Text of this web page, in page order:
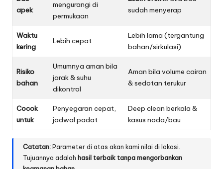
apek
mengurangi di
permukaan
sudah menyerap
Waktu
kering
Lebih cepat
Lebih lama (tergantung
bahan/sirkulasi)
Risiko
bahan
Umumnya aman bila
jarak & suhu
dikontrol
Aman bila volume cairan
& sedotan terukur
Cocok
untuk
Penyegaran cepat,
jadwal padat
Deep clean berkala &
kasus noda/bau
Catatan:Parameter di atas akan kami nilai di lokasi.
Tujuannya adalah hasil terbaik tanpa mengorbankan